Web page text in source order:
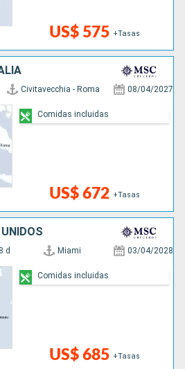
US$ 575 +Tasas
Civitavecchia - Roma 08/04/2027
US$ 672 +Tasas
Comidas incluidas
8 d Miami 03/04/2028
US$ 685 +Tasas
Comidas incluidas